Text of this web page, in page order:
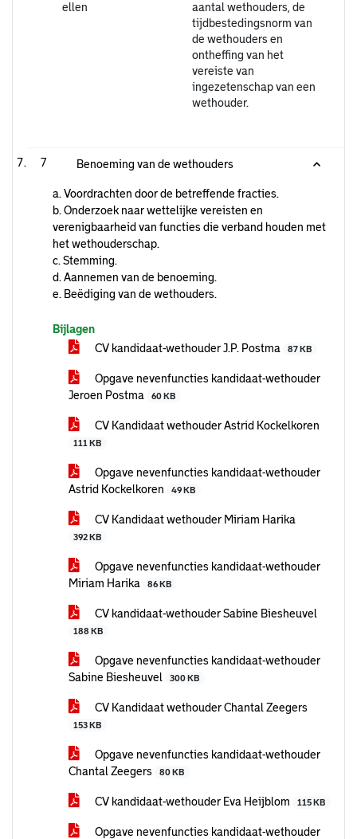
ellen
aantal wethouders, de
tijdbestedingsnorm van
de wethouders en
ontheffing van het
vereiste van
ingezetenschap van een
wethouder.
7 Benoeming van de wethouders
a. Voordrachten door de betreffende fracties.
b. Onderzoek naar wettelijke vereisten en
verenigbaarheid van functies die verband houden met
het wethouderschap.
c. Stemming.
d. Aannemen van de benoeming.
e. Beëdiging van de wethouders.
Bijlagen
CV kandidaat-wethouder J.P. Postma
87 KB
Opgave nevenfuncties kandidaat-wethouder
Jeroen Postma
60 KB
CV Kandidaat wethouder Astrid Kockelkoren
111 KB
Opgave nevenfuncties kandidaat-wethouder
Astrid Kockelkoren
49 KB
CV Kandidaat wethouder Miriam Harika
392 KB
Opgave nevenfuncties kandidaat-wethouder
Miriam Harika
86 KB
CV kandidaat-wethouder Sabine Biesheuvel
188 KB
Opgave nevenfuncties kandidaat-wethouder
Sabine Biesheuvel
300 KB
CV Kandidaat wethouder Chantal Zeegers
153 KB
Opgave nevenfuncties kandidaat-wethouder
Chantal Zeegers
80 KB
CV kandidaat-wethouder Eva Heijblom 115 KB
Opgave nevenfuncties kandidaat-wethouder